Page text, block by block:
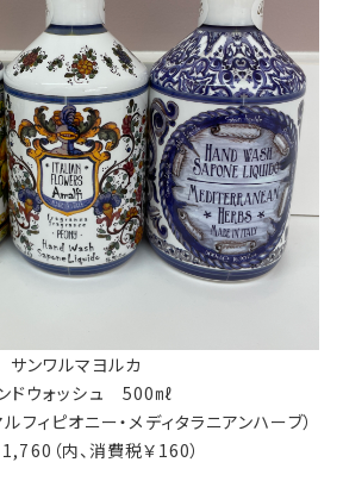
サンワルマヨルカ
ドウォッシュ 500㎖
ルフィピオニー・メディタラニアンハーブ）
（内、消費税￥160）